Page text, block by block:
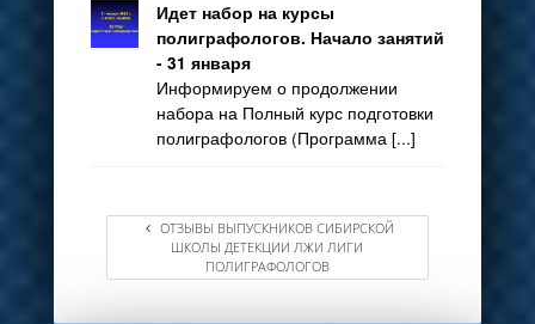
Идет набор на курсы
полиграфологов. Начало занятий
- 31 января
Информируем о продолжении
набора на Полный курс подготовки
полиграфологов (Программа [...]
ОТЗЫВЫ ВЫПУСКНИКОВ СИБИРСКОЙ
ШКОЛЫ ДЕТЕКЦИИ ЛЖИ ЛИГИ
ПОЛИГРАФОЛОГОВ